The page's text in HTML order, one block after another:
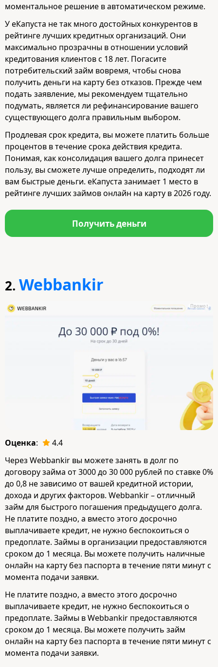
моментальное решение в автоматическом режиме.
У еКапуста не так много достойных конкурентов в
рейтинге лучших кредитных организаций. Они
максимально прозрачны в отношении условий
кредитования клиентов с 18 лет. Погасите
потребительский займ вовремя, чтобы снова
получить деньги на карту без отказов. Прежде чем
подать заявление, мы рекомендуем тщательно
подумать, является ли рефинансирование вашего
существующего долга правильным выбором.
Продлевая срок кредита, вы можете платить больше
процентов в течение срока действия кредита.
Понимая, как консолидация вашего долга принесет
пользу, вы сможете лучше определить, подходят ли
вам быстрые деньги. еКапуста занимает 1 место в
рейтинге лучших займов онлайн на карту в 2026 году.
Получить деньги
2. Webbankir
Промо
Оценка:
4.4
Через Webbankir вы можете занять в долг по
договору займа от 3000 до 30 000 рублей по ставке 0%
до 0,8 не зависимо от вашей кредитной истории,
дохода и других факторов. Webbankir – отличный
займ для быстрого погашения предыдущего долга.
Не платите поздно, а вместо этого досрочно
выплачиваете кредит, не нужно беспокоиться о
предоплате. Займы в организации предоставляются
сроком до 1 месяца. Вы можете получить наличные
онлайн на карту без паспорта в течение пяти минут с
момента подачи заявки.
Не платите поздно, а вместо этого досрочно
выплачиваете кредит, не нужно беспокоиться о
предоплате. Займы в Webbankir предоставляются
сроком до 1 месяца. Вы можете получить займ
онлайн на карту без паспорта в течение пяти минут с
момента подачи заявки.